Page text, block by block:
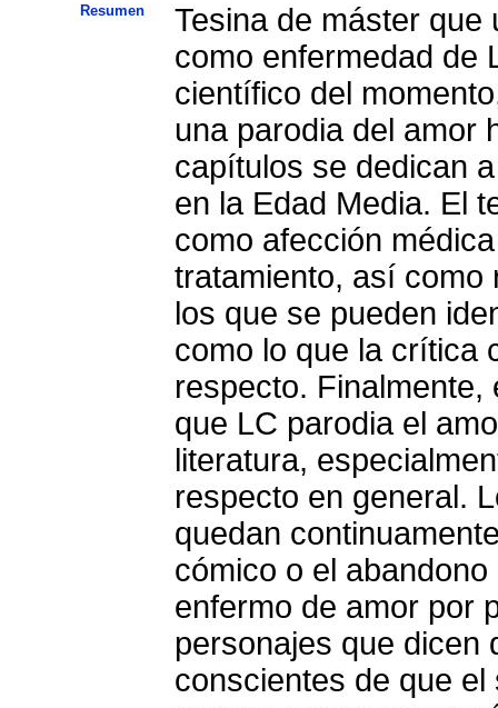
Resumen
Tesina de máster que
como enfermedad de
científico del
una parodia del amor
capítulos se dedican
en la Edad Media. El
como afección
tratamiento, así como
los que se pueden
como lo que la crítica
respecto. Finalmente,
que LC parodia el
literatura,
respecto en general.
quedan
cómico o el
enfermo de amor por
personajes que dicen
conscientes de que